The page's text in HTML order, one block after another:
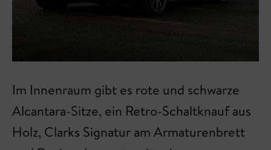
Im Innenraum gibt es rote und schwarze
Alcantara-Sitze, ein Retro-Schaltknauf aus
Holz, Clarks Signatur am Armaturenbrett